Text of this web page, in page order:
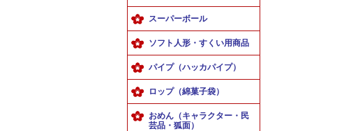
スーパーボール
ソフト人形・すくい用商品
パイプ（ハッカパイプ）
ロップ（綿菓子袋）
おめん（キャラクター・民
芸品・狐面）